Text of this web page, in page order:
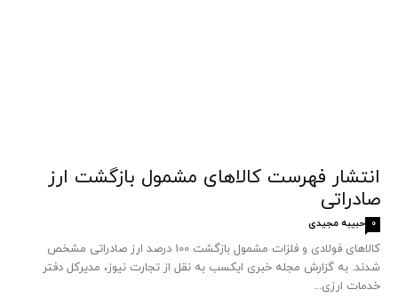
انتشار فهرست کالاهای مشمول بازگشت ارز
صادراتی
حبیبه مجیدی 0
کالاهای فولادی و فلزات مشمول بازگشت 100 درصد ارز صادراتی مشخص
شدند. به گزارش مجله خبری ایکسب به نقل از تجارت نیوز، مدیرکل دفتر
خدمات ارزی...